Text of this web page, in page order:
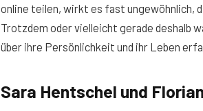
online teilen, wirkt es fast ungewöhnlich,
Trotzdem oder vielleicht gerade deshalb
über ihre Persönlichkeit und ihr Leben
Sara Hentschel und